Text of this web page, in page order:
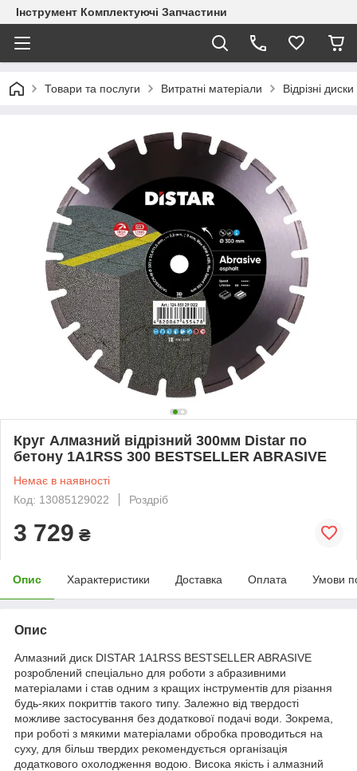
Інструмент Комплектуючі Запчастини
Товари та послуги Витратні матеріали Відрізні диски
Круг Алмазний відрізний 300мм Distar по
бетону 1A1RSS 300 BESTSELLER ABRASIVE
Немає в наявності
Код: 13085129022
Роздріб
3 729 ₴
Опис Характеристики Доставка Оплата Умови
Опис
Алмазний диск DISTAR 1A1RSS BESTSELLER ABRASIVE
розроблений спеціально для роботи з абразивними
матеріалами і став одним з кращих інструментів для різання
будь-яких покриттів такого типу. Залежно від твердості
можливе застосування без додаткової подачі води. Зокрема,
при роботі з мякими матеріалами обробка проводиться на
суху, для більш твердих рекомендується організація
додаткового охолодження водою. Висока якість і алмазний